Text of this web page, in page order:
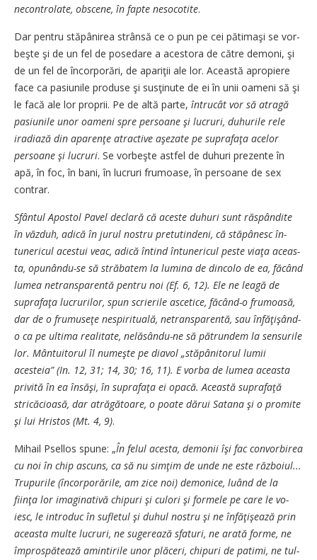
necontrolate, obscene, în fap­te nesocotite.
Dar pentru stăpânirea strân­să ce o pun pe cei pătimaşi se vor­
beşte şi de un fel de posedare a acestora de către demoni, şi
de un fel de încorporări, de apariţii ale lor. Această apropiere
face ca pa­siunile produse şi susţinute de ei în unii oameni să şi
le facă ale lor proprii. Pe de altă parte, în­tru­cât vor să atragă
pasiunile u­nor oameni spre persoane şi lucruri, duhurile rele
iradiază din a­parenţe atractive aşezate pe suprafaţa acelor
persoane şi lucruri. Se vorbeşte astfel de du­huri prezente în
apă, în foc, în bani, în lucruri frumoase, în per­soa­­ne de sex
contrar.
Sfântul Apostol Pavel declară că aceste duhuri sunt răspândi­te
în văzduh, adică în jurul nostru pretutindeni, că stăpânesc în­
tunericul acestui veac, adică în­tind întunericul peste viaţa a­ceas­
ta, opunându-se să stră­ba­tem la lumina de dincolo de ea, fă­când
lumea netransparentă pen­tru noi (Ef. 6, 12). Ele ne lea­gă de
suprafaţa lucrurilor, spun scri­erile ascetice, făcând-o fru­moa­­să,
dar de o frumuseţe ne­spi­­rituală, netransparentă, sau în­făţişând-
o ca pe ultima realita­te, nelăsându-ne să pătrundem la sensurile
lor. Mântuitorul îl nu­meşte pe diavol „stăpânitorul lu­mii
acesteia” (In. 12, 31; 14, 30; 16, 11). E vorba de lumea a­ceas­ta
privită în ea însăşi, în su­pra­faţa ei opacă. Această su­pra­fa­ţă
stricăcioasă, dar atrăgă­toa­re, o poate dărui Satana şi o pro­mi­te
şi lui Hristos (Mt. 4, 9).
Mihail Psellos spune: „În felul a­cesta, demonii îşi fac convorbi­rea
cu noi în chip ascuns, ca să nu simţim de unde ne este răz­bo­iul...
Trupurile (încorporările, am zice noi) demonice, luând de la
fiinţa lor imaginativă chipuri şi culori şi formele pe care le vo­
iesc, le introduc în sufletul şi du­hul nostru şi ne înfăţişează prin
a­ceasta multe lucruri, ne suge­rea­ză sfaturi, ne arată forme, ne
îm­prospătează amintirile unor plă­ceri, chipuri de patimi, ne tul­